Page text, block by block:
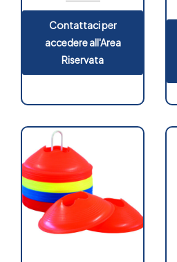
Contattaci per
accedere all'Area
Riservata